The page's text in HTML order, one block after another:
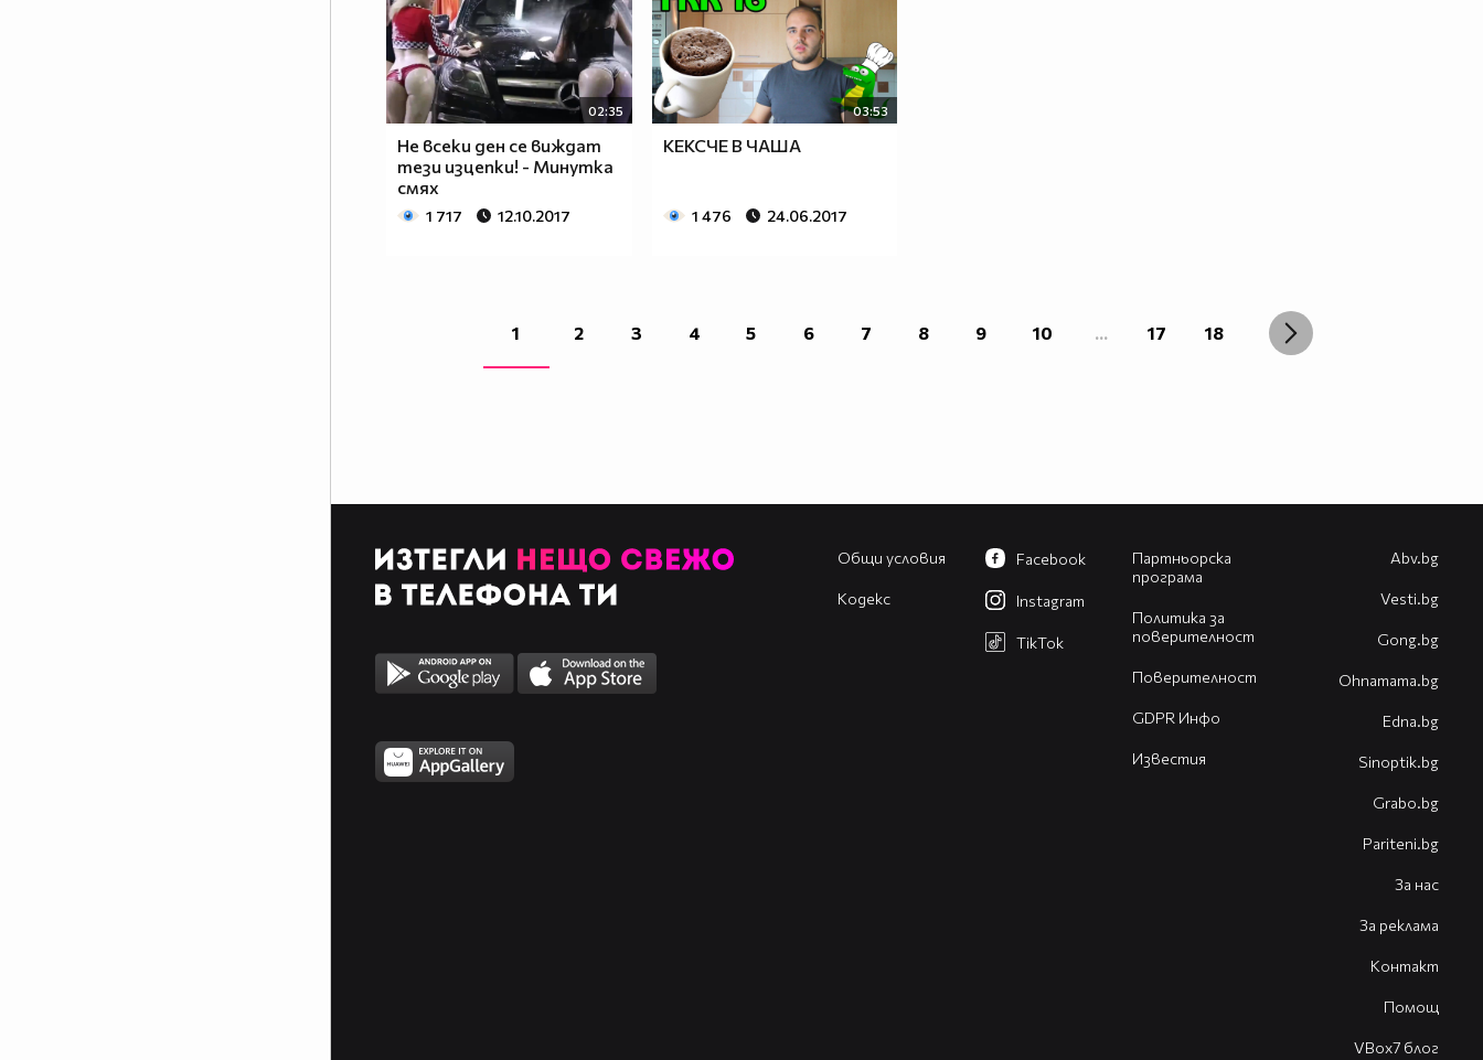
02:35
Не всеки ден се виждат
тези изцепки! - Минутка
смях
1 717 12.10.2017
03:53
КЕКСЧЕ В ЧАША
1 476 24.06.2017
1 2 3 4 5 6 7 8 9 10 ... 17 18
Общи условия
Кодекс
Партньорска
програма
Политика за
поверителност
Поверителност
GDPR Инфо
Известия
Facebook
Instagram
TikTok
Abv.bg
Vesti.bg
Gong.bg
Оhnamama.bg
Edna.bg
Sinoptik.bg
Grabo.bg
Pariteni.bg
За нас
За реклама
Контакт
Помощ
VBox7 блог